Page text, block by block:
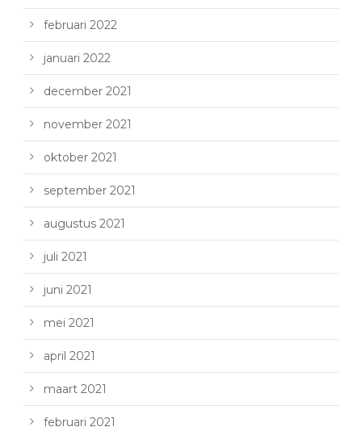
februari 2022
januari 2022
december 2021
november 2021
oktober 2021
september 2021
augustus 2021
juli 2021
juni 2021
mei 2021
april 2021
maart 2021
februari 2021